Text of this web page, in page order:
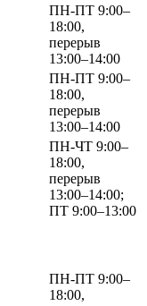
ПН-ПТ 9:00–
18:00,
перерыв
13:00–14:00
ПН-ПТ 9:00–
18:00,
перерыв
13:00–14:00
ПН-ЧТ 9:00–
18:00,
перерыв
13:00–14:00;
ПТ 9:00–13:00
ПН-ПТ 9:00–
18:00,